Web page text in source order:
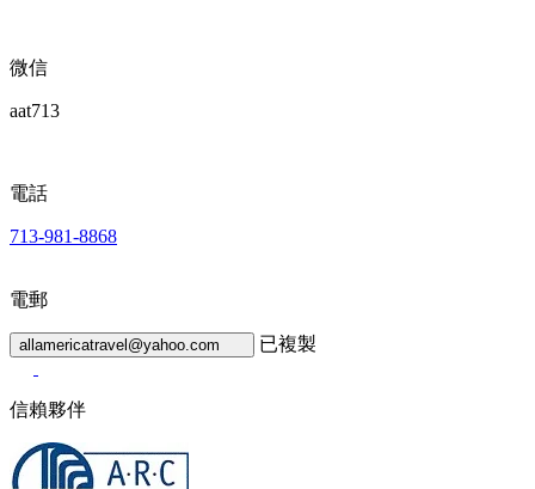
微信
aat713
電話
713-981-8868
電郵
allamericatravel@yahoo.com 已複製
信賴夥伴